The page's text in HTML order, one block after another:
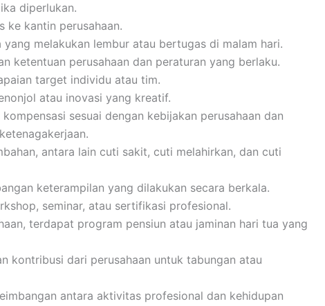
diperlukan.
ke kantin perusahaan.
melakukan lembur atau bertugas di malam hari.
ketentuan perusahaan dan peraturan yang berlaku.
target individu atau tim.
atau inovasi yang kreatif.
sesuai dengan kebijakan perusahaan dan
antara lain cuti sakit, cuti melahirkan, dan cuti
keterampilan yang dilakukan secara berkala.
seminar, atau sertifikasi profesional.
terdapat program pensiun atau jaminan hari tua yang
kontribusi dari perusahaan untuk tabungan atau
antara aktivitas profesional dan kehidupan